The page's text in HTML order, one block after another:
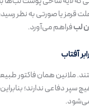
یا صورتی به نظر
لبفراهم می‌آورد.
سپر دفاعی ندارند؛